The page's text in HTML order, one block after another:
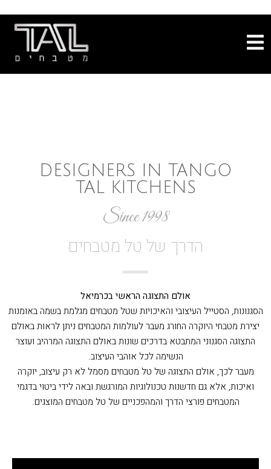
DESIGNERS IN TANGO
TAL KITCHENS
Since 1998
הדרך של טל מטבחים
אולם התצוגה הראשי בכרמיאל
הסגנונות, הסטייל העיצובי והאיכויות שטל מטבחים מגלמת בשמה באומנות
יצירת מטבחי היוקרה החורג מעבר לעולמות המטבחים ניתן לראות באולם
התצוגה הסגנוני המתבטא בדרכים שונות באולם התצוגה המרהיב ועוצר
הנשימה לכל אוהבי העיצוב.
מעבר לכך, אולם התצוגה של טל מטבחים מסמל לא רק עיצוב, יוקרה
ואיכות, אלא גם חדשנות טכנולוגיות המורגשת ובאה לידי ביטוי בדגמי
המטבחים פורצי הדרך והמהפכניים של טל מטבחים המוצגים.